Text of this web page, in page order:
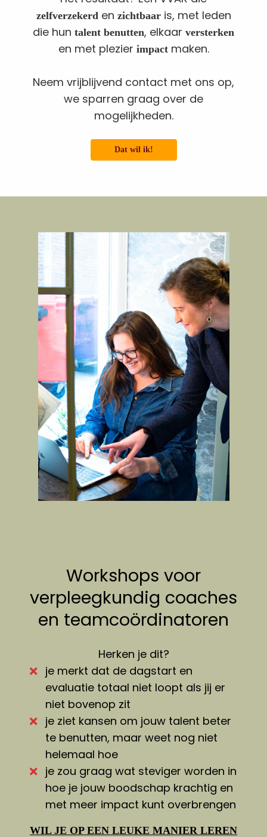
zelfverzekerden zichtbaaris, met leden
die hun talent benutten, elkaar versterken
en met plezier impactmaken.
Neem vrijblijvend contact met ons op,
we sparren graag over de
mogelijkheden.
Dat wil ik!
Workshops voor
verpleegkundig coaches
en teamcoördinatoren
Herken je dit?
je merkt dat de dagstart en
evaluatie totaal niet loopt als jij er
niet bovenop zit
je ziet kansen om jouw talent beter
te benutten, maar weet nog niet
helemaal hoe
je zou graag wat steviger worden in
hoe je jouw boodschap krachtig en
met meer impact kunt overbrengen
WIL JE OP EEN LEUKE MANIER LEREN